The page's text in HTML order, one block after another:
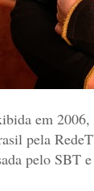
em
pela
pelo SBT